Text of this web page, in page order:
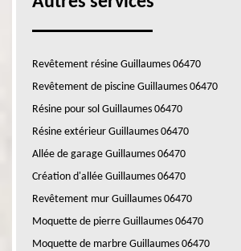
Revêtement résine Guillaumes 06470
Revêtement de piscine Guillaumes 06470
Résine pour sol Guillaumes 06470
Résine extérieur Guillaumes 06470
Allée de garage Guillaumes 06470
Création d'allée Guillaumes 06470
Revêtement mur Guillaumes 06470
Moquette de pierre Guillaumes 06470
Moquette de marbre Guillaumes 06470